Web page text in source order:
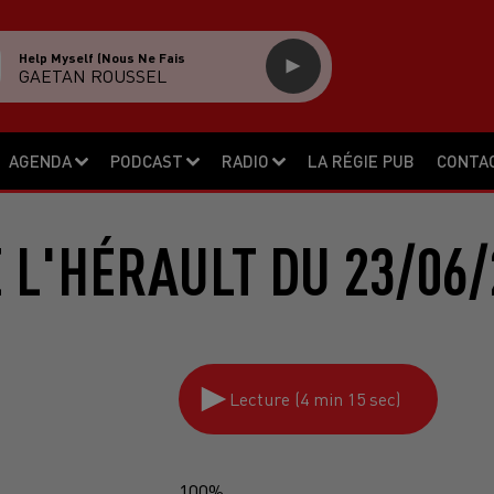
AGENDA PODCAST RADIO LA RÉGIE PUB
Help Myself (nous Ne Fais
GAETAN ROUSSEL
L'HÉRAULT DU 23/
Lecture (4 min 15 sec)